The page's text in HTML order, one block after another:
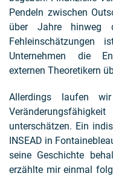
Pendeln zwischen
über Jahre hinweg
Fehleinschätzungen
Unternehmen die
externen Theoretikern
Allerdings laufen
unterschätzen. Ein
INSEAD in
seine Geschichte
erzählte mir einmal